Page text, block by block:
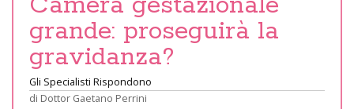
grande: proseguirà la
gravidanza?
Gli Specialisti Rispondono
di Dottor Gaetano Perrini